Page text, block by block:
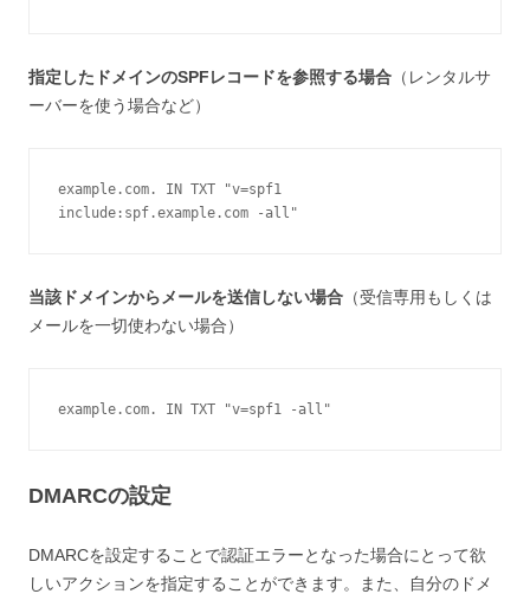
指定したドメインのSPFレコードを参照する場合 （レンタルサ
ーバーを使う場合など）
example.com. IN TXT "v=spf1
include:spf.example.com -all"
当該ドメインからメールを送信しない場合 （受信専用もしくは
メールを一切使わない場合）
example.com. IN TXT "v=spf1 -all"
DMARCの設定
DMARCを設定することで認証エラーとなった場合にとって欲
しいアクションを指定することができます。また、自分のドメ